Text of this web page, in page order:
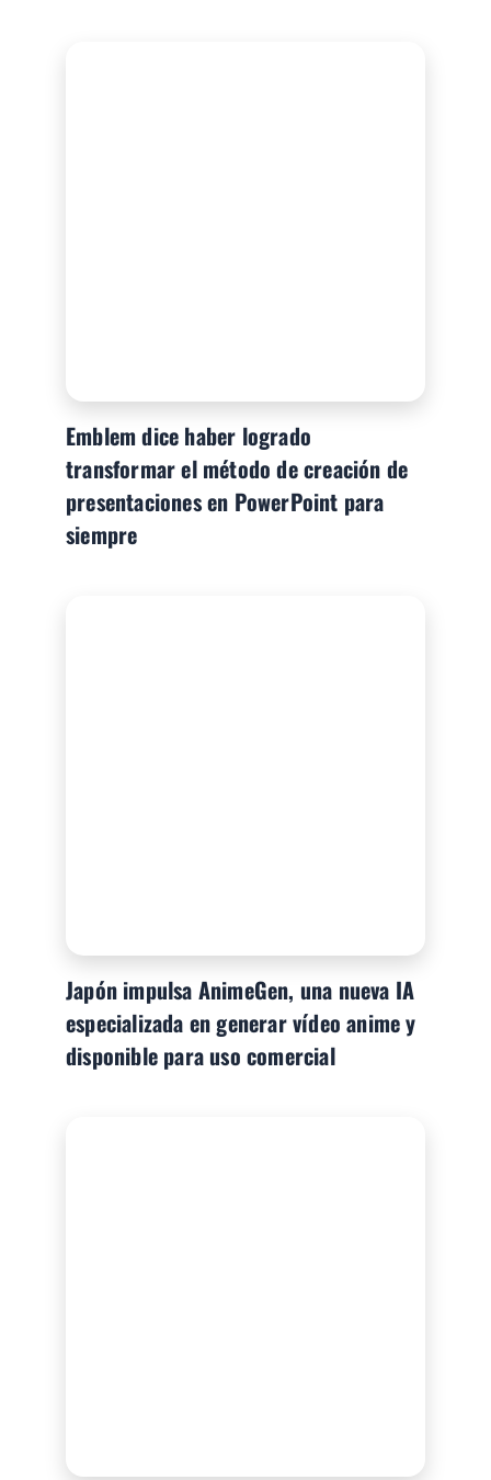
Emblem dice haber logrado
transformar el método de creación de
presentaciones en PowerPoint para
siempre
Japón impulsa AnimeGen, una nueva IA
especializada en generar vídeo anime y
disponible para uso comercial